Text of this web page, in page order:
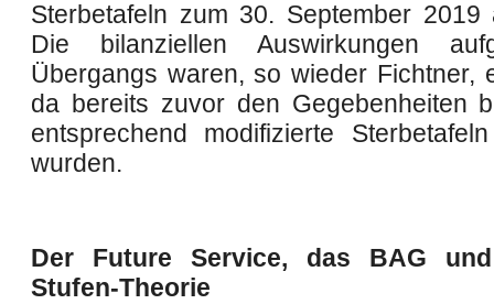
Sterbetafeln zum 30. September 2019
Die bilanziellen Auswirkungen
Übergangs waren, so wieder Fichtner,
da bereits zuvor den Gegebenheiten
entsprechend modifizierte
wurden.
Der Future Service, das BAG
Stufen-Theorie